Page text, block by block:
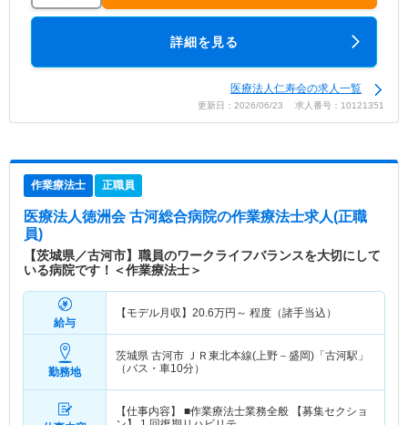
詳細を見る
医療法人仁寿会の求人一覧
更新日：2026/06/23 求人番号：10121351
作業療法士 正職員
医療法人徳洲会 古河総合病院の作業療法士求人(正職
員)
【茨城県／古河市】職員のワークライフバランスを大切にして
いる病院です！＜作業療法士＞
給与
【モデル月収】 20.6万円～ 程度（諸手当込）
勤務地
茨城県 古河市 ＪＲ東北本線(上野－盛岡)「古河駅」
（バス・車10分）
【仕事内容】 ■作業療法士業務全般 【募集セクショ